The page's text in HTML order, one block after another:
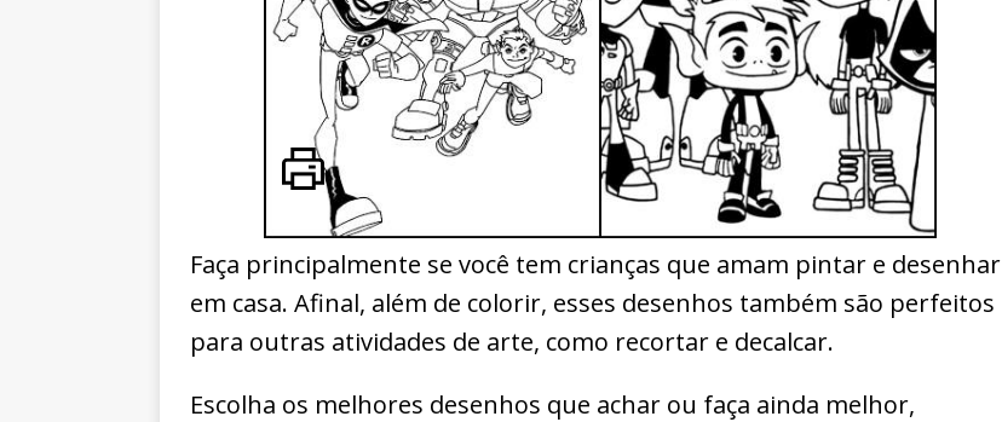
Faça principalmente se você tem crianças que amam pintar e desenhar
em casa. Afinal, além de colorir, esses desenhos também são perfeitos
para outras atividades de arte, como recortar e decalcar.
Escolha os melhores desenhos que achar ou faça ainda melhor,